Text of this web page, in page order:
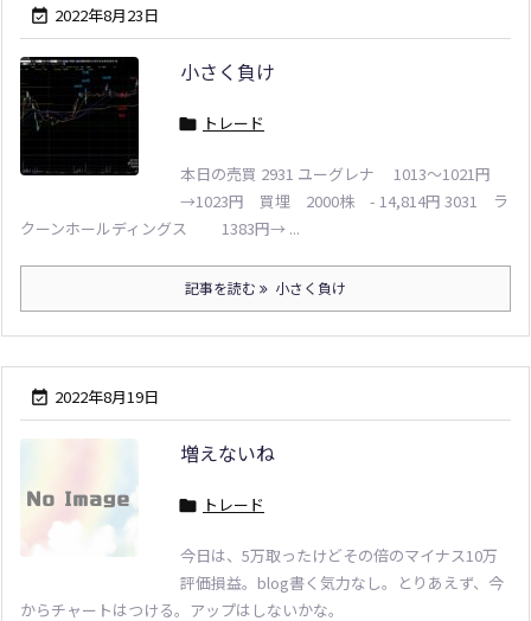
 2022年8月23日
小さく負け
 トレード
本日の売買 2931 ユーグレナ 1013～1021円
→1023円 買埋 2000株 - 14,814円 3031 ラ
クーンホールディングス 1383円→ ...
記事を読む 小さく負け
 2022年8月19日
増えないね
 トレード
今日は、5万取ったけどその倍のマイナス10万
評価損益。blog書く気力なし。とりあえず、今
からチャートはつける。アップはしないかな。